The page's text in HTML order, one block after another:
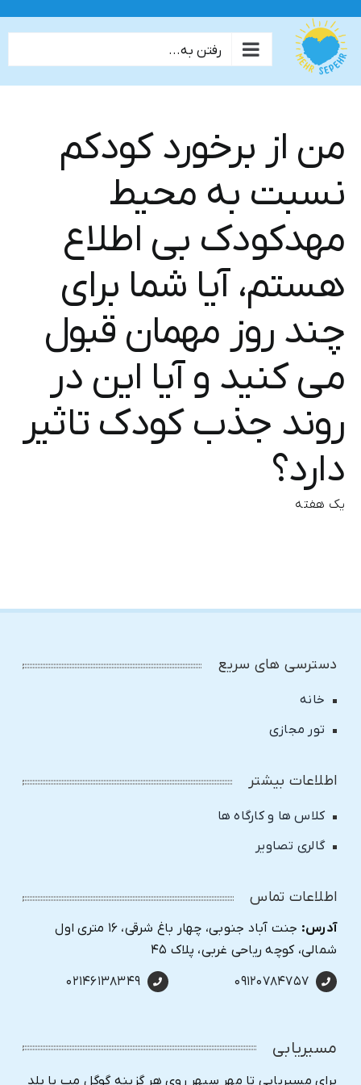
کردن
محتوا
رفتن به...
من از برخورد کودکم
نسبت به محیط
مهدکودک بی اطلاع
هستم، آیا شما برای
چند روز مهمان قبول
می کنید و آیا این در
روند جذب کودک تاثیر
دارد؟
یک هفته
دسترسی های سریع
خانه
تور مجازی
اطلاعات بیشتر
کلاس ها و کارگاه ها
گالری تصاویر
اطلاعات تماس
آدرس:
جنت آباد جنوبی، چهار باغ شرقی، ۱۶ متری اول
شمالی، کوچه ریاحی غربی، پلاک ۴۵
۰۹۱۲۰۷۸۴۷۵۷
۰۲۱۴۶۱۳۸۳۴۹
مسیریابی
برای مسیریابی تا مهر سپهر روی هر گزینه گوگل مپ یا بلد